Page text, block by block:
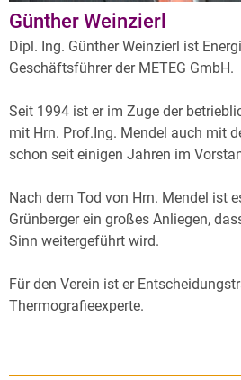
Günther Weinzierl
Dipl. Ing. Günther Weinzierl ist
Geschäftsführer der METEG GmbH.
Seit 1994 ist er im Zuge der
mit Hrn. Prof.Ing. Mendel auch mit
schon seit einigen Jahren im
Nach dem Tod von Hrn. Mendel ist
Grünberger ein großes Anliegen,
Sinn weitergeführt wird.
Für den Verein ist er
Thermografieexperte.